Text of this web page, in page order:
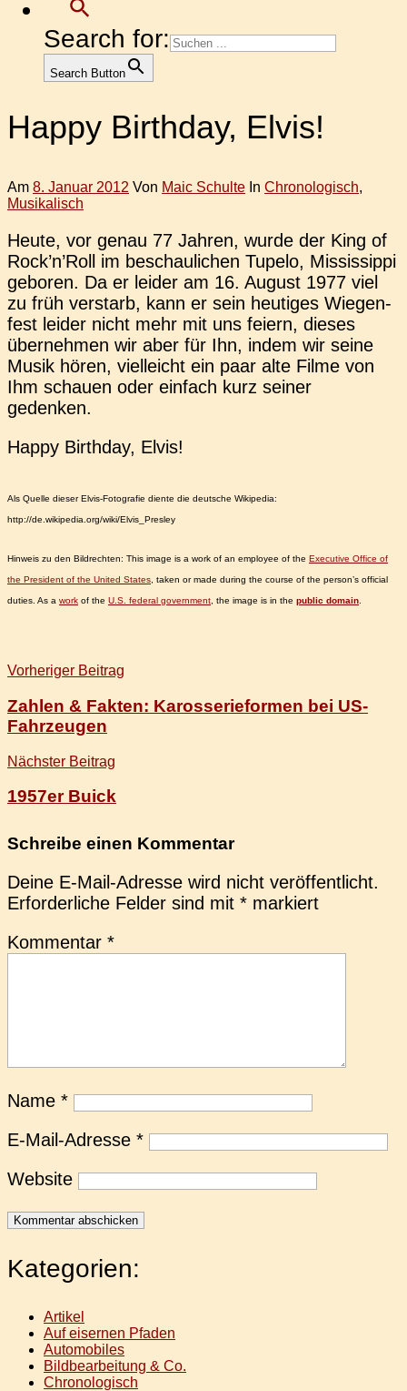
Search for:
Search Button
Happy Birthday, Elvis!
Am 8. Januar 2012 Von Maic Schulte In Chronologisch,
Musikalisch
Heute, vor genau 77 Jahren, wurde der King of
Rock’n’Roll im beschau­li­chen Tupelo, Mis­sis­sip­pi
gebo­ren. Da er leider am 16. August 1977 viel
zu früh ver­starb, kann er sein heu­ti­ges Wie­gen­
fest leider nicht mehr mit uns feiern, dieses
über­neh­men wir aber für Ihn, indem wir seine
Musik hören, viel­leicht ein paar alte Filme von
Ihm schau­en oder ein­fach kurz seiner
gedenken.
Happy Bir­th­day, Elvis!
Als Quelle dieser Elvis-Foto­gra­fie diente die deut­sche Wiki­pe­dia:
http://de.wikipedia.org/wiki/Elvis_Presley
Hin­weis zu den Bild­rech­ten: This image is a work of an employee of the Exe­cu­ti­ve Office of
the Pre­si­dent of the United States , taken or made during the course of the person’s offi­ci­al
duties. As a work of the U.S. fede­ral govern­ment , the image is in the public domain
Beitragsnavigation
Vorheriger Beitrag
Zahlen & Fakten: Karosserieformen bei US-
Fahrzeugen
Nächster Beitrag
1957er Buick
Schreibe einen Kommentar
Deine E-Mail-Adresse wird nicht veröffentlicht.
Erforderliche Felder sind mit * markiert
Kommentar *
Name *
E-Mail-Adresse *
Website
Kategorien:
Artikel
Auf eisernen Pfaden
Automobiles
Bildbearbeitung & Co.
Chronologisch